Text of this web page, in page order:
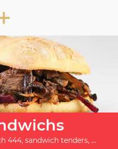
444, sandwich tenders, ...